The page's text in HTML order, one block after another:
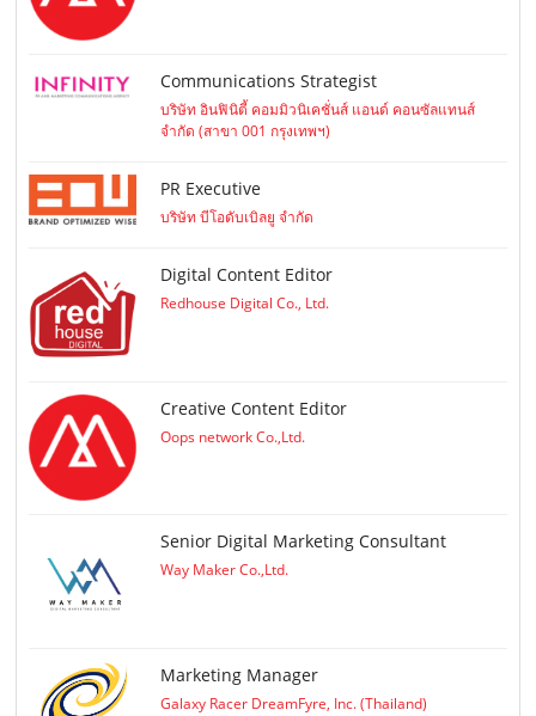
Communications Strategist
บริษัท อินฟินิตี้ คอมมิวนิเคชั่นส์ แอนด์ คอนซัลแทนส์
จำกัด (สาขา 001 กรุงเทพฯ)
PR Executive
บริษัท บีโอดับเบิลยู จำกัด
Digital Content Editor
Redhouse Digital Co., Ltd.
Creative Content Editor
Oops network Co.,Ltd.
Senior Digital Marketing Consultant
Way Maker Co.,Ltd.
Marketing Manager
Galaxy Racer DreamFyre, Inc. (Thailand)